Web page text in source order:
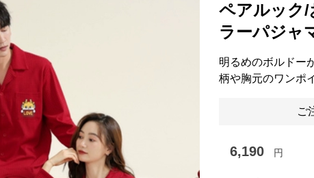
ペアルック/
ラーパジャ
明るめのボルドー
柄や胸元のワンポ
ご
6,190 円